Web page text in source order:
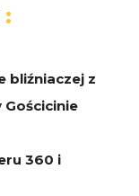
:
bliźniaczej z
360 i